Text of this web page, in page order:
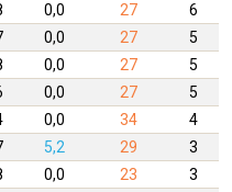
0,0 27 6
0,0 27 5
0,0 27
5
0,0 27 5
0,0 34 4
5,2 29 3
0,0 23 3